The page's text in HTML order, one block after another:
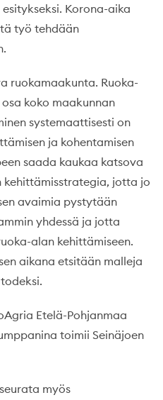
Korona-aika
työ tehdään
ruokamaakunta. Ruoka-
koko maakunnan
systemaattisesti on
ja kohentamisen
saada kaukaa katsova
jotta jo
avaimia pystytään
yhdessä ja jotta
alan kehittämiseen.
aikana etsitään malleja
Etelä-Pohjanmaa
toimii Seinäjoen
myös